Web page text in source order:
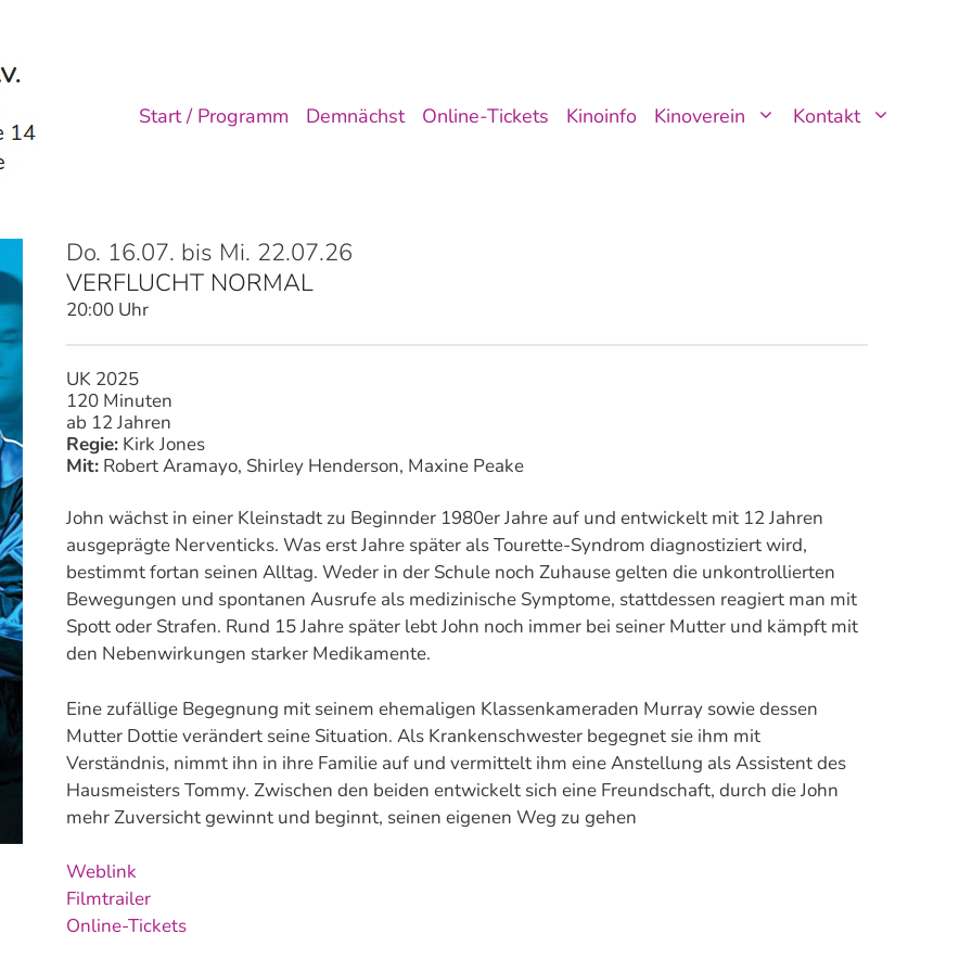
Start / Programm Demnächst Online-Tickets Kinoinfo Kinoverein Kontakt
Do. 16.07. bis Mi. 22.07.26
VERFLUCHT NORMAL
20:00 Uhr
UK 2025
120 Minuten
ab 12 Jahren
Regie:Kirk Jones
Mit:Robert Aramayo, Shirley Henderson, Maxine Peake
John wächst in einer Kleinstadt zu Beginnder 1980er Jahre auf und entwickelt mit 12 Jahren
ausgeprägte Nerventicks. Was erst Jahre später als Tourette-Syndrom diagnostiziert wird,
bestimmt fortan seinen Alltag. Weder in der Schule noch Zuhause gelten die unkontrollierten
Bewegungen und spontanen Ausrufe als medizinische Symptome, stattdessen reagiert man mit
Spott oder Strafen. Rund 15 Jahre später lebt John noch immer bei seiner Mutter und kämpft mit
den Nebenwirkungen starker Medikamente.
Eine zufällige Begegnung mit seinem ehemaligen Klassenkameraden Murray sowie dessen
Mutter Dottie verändert seine Situation. Als Krankenschwester begegnet sie ihm mit
Verständnis, nimmt ihn in ihre Familie auf und vermittelt ihm eine Anstellung als Assistent des
Hausmeisters Tommy. Zwischen den beiden entwickelt sich eine Freundschaft, durch die John
mehr Zuversicht gewinnt und beginnt, seinen eigenen Weg zu gehen
Weblink
Filmtrailer
Online-Tickets